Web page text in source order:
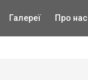
Галереї Про нас